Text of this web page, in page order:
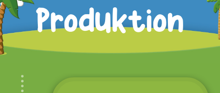
Produktion